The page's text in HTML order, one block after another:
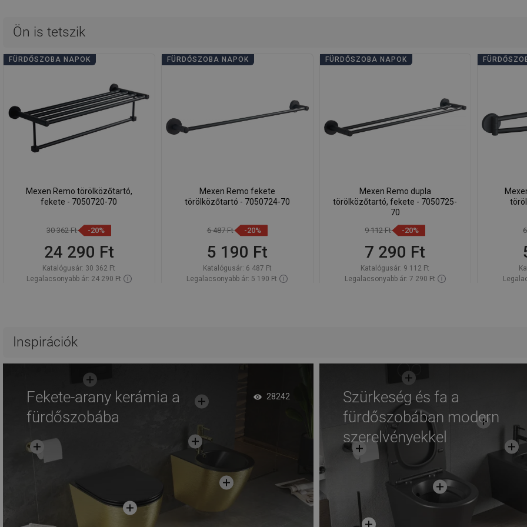
Ön is tetszik
FÜRDŐSZOBA NAPOK
Mexen Remo törölközőtartó,
fekete - 7050720-70
30 362 Ft -20%
24 290 Ft
Katalógusár: 30 362 Ft
Legalacsonyabb ár: 24 290 Ft
össze
FÜRDŐSZOBA NAPOK
Mexen Remo fekete
törölközőtartó - 7050724-70
6 487 Ft -20%
5 190 Ft
Katalógusár: 6 487 Ft
Legalacsonyabb ár: 5 190 Ft
FÜRDŐSZOBA NAPOK
Mexen Remo dupla
törölközőtartó, fekete - 7050725-
70
9 112 Ft -20%
7 290 Ft
Katalógusár: 9 112 Ft
Legalacsonyabb ár: 7 290 Ft
Inspirációk
Fekete-arany kerámia a
fürdőszobába
28242
Szürkeség és fa a
fürdőszobában modern
szerelvényekkel